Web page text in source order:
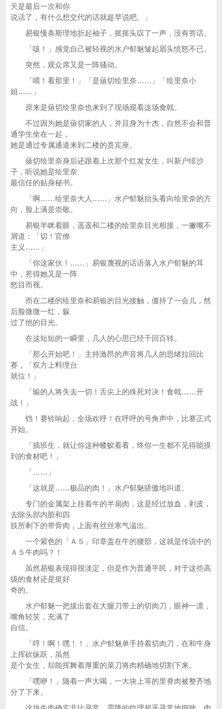
天是最后一次和你
说话了，有什么想交代的话就趁早说吧。」
易银慢条斯理地折起袖子，摇摇头叹了一声，没有答话。
「咳！」感觉自己被轻视的水户郁魅皱起眉头愤怒不已。
突然，观众席又是一阵骚动。
「喂！看那里！」「是薙切绘里奈……」「绘里奈小
姐……」
原来是薙切绘里奈也来到了现场观看这场食戟。
不过因为她是薙切家的人，并且身为十杰，自然不会和普
通学生坐在一起，
她是通过专属通道来到二楼的贵宾座。
薙切绘里奈身后还跟着上次那个红发女生，叫新户绯沙
子，听说她是绘里奈
最信任的贴身秘书。
「啊……绘里奈大人……」水户郁魅抬头看向绘里奈的方
向，脸上满是崇敬。
易银半眯着眼，遥遥和二楼的绘里奈目光相接，一撇嘴不
屑道：「切！官僚
主义……」
「你这家伙！……」易银蔑视的话语落入水户郁魅的耳
中，惹得她又是一阵
怒目而视。
而在二楼的绘里奈和易银的目光接触，僵持了一会儿，然
后脸微微一红，躲
过了他的目光。
在这短短的一瞬里，几人的心思已经千回百转。
「那么开始吧！」主持激昂的声音将几人的思绪拉回比
赛，「双方上料理台
就位！」
「输的人将失去一切！舌尖上的殊死对决！食戟……开
战！」
铛！赛铃响起，全场欢呼！在呼呼的号角声中，比赛正式
开始。
「插班生，就让你这种蝼蚁看看，终你一生都不见得能摸
到的食材吧！」
「……」
「这就是……极品的肉！」水户郁魅骄傲地叫道。
专门的金属架上挂着牛的半扇肉，这是经过放血，剥皮，
去除头部内脏和四
肢所剩下的带骨肉，上面有丝丝寒气溢出。
一个紫色的「Ａ５」印章盖在牛的腰部，这就是传说中的
Ａ５牛肉吗？！
虽然易银表现得很淡定，但是作为普通平民，对于这些高
级的食材还是挺好
奇的。
水户郁魅一把拔出套在大腿刀带上的切肉刀，眼神一凛，
嘴角轻笑，充满了
自信。
「哼！啊！嘿！！」水户郁魅单手持着切肉刀，在和牛身
上挥砍纵跃，虽然
是个女生，却能挥舞着厚重的菜刀将肉精确地切割下来。
「嘿咿！」随着一声大喝，一大块上等的里脊肉被整齐地
分了下来。